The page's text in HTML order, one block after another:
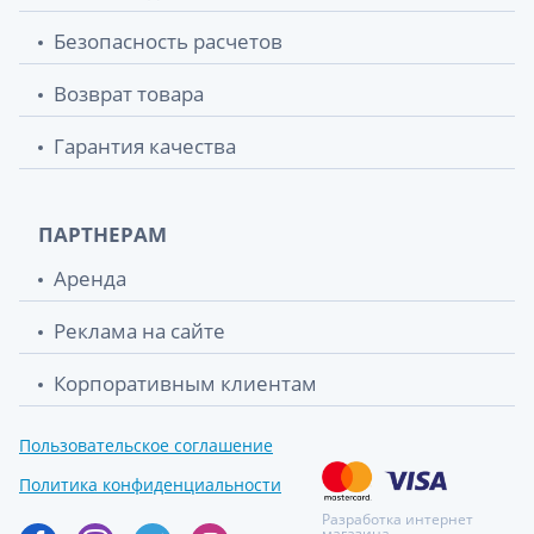
Безопасность расчетов
Возврат товара
Гарантия качества
ПАРТНЕРАМ
Аренда
Реклама на сайте
Корпоративным клиентам
Пользовательское соглашение
Политика конфиденциальности
Разработка интернет